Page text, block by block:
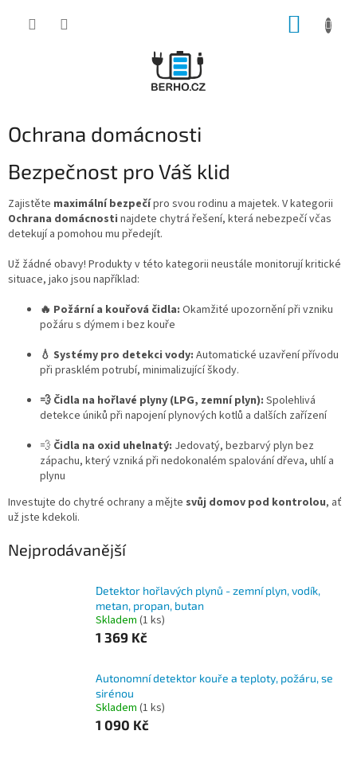
Ochrana domácnosti
Bezpečnost pro Váš klid
Zajistěte maximální bezpečípro svou rodinu a majetek. V kategorii
Ochrana domácnosti najdete chytrá řešení, která nebezpečí včas
detekují a pomohou mu předejít.
Už žádné obavy! Produkty v této kategorii neustále monitorují kritické
situace, jako jsou například:
🔥 Požární a kouřová čidla: Okamžité upozornění při vzniku
požáru s dýmem i bez kouře
💧 Systémy pro detekci vody: Automatické uzavření přívodu
při prasklém potrubí, minimalizující škody.
💨 Čidla na hořlavé plyny (LPG, zemní plyn): Spolehlivá
detekce úniků při napojení plynových kotlů a dalších zařízení
💨 Čidla na oxid uhelnatý: Jedovatý, bezbarvý plyn bez
zápachu, který vzniká při nedokonalém spalování dřeva, uhlí a
plynu
Investujte do chytré ochrany a mějte svůj domov pod kontrolou, ať
už jste kdekoli.
Nejprodávanější
Detektor hořlavých plynů - zemní plyn, vodík,
metan, propan, butan
Skladem (1 ks)
1 369 Kč
Autonomní detektor kouře a teploty, požáru, se
sirénou
Skladem (1 ks)
1 090 Kč